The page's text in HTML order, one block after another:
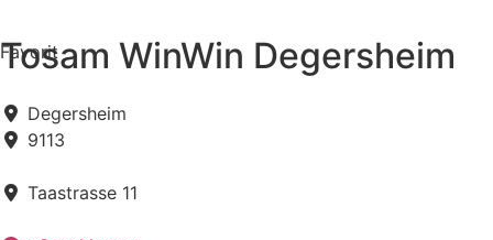
Favorit
Tosam WinWin Degersheim
Degersheim
9113
Taastrasse 11